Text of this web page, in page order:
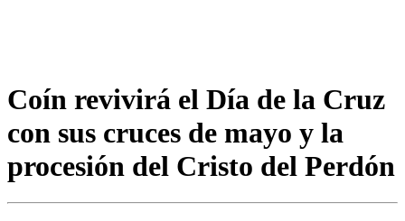
Coín revivirá el Día de la Cruz
con sus cruces de mayo y la
procesión del Cristo del Perdón